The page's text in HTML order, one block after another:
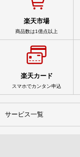
楽天市場
商品数は1億点以上
楽天カード
スマホでカンタン申込
サービス一覧